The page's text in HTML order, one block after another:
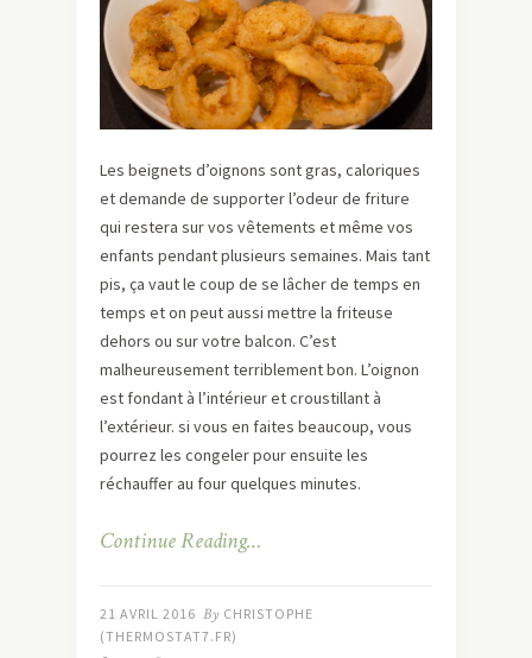
Les beignets d’oignons sont gras, caloriques
et demande de supporter l’odeur de friture
qui restera sur vos vêtements et même vos
enfants pendant plusieurs semaines. Mais tant
pis, ça vaut le coup de se lâcher de temps en
temps et on peut aussi mettre la friteuse
dehors ou sur votre balcon. C’est
malheureusement terriblement bon. L’oignon
est fondant à l’intérieur et croustillant à
l’extérieur. si vous en faites beaucoup, vous
pourrez les congeler pour ensuite les
réchauffer au four quelques minutes.
Continue Reading…
21 AVRIL 2016 By CHRISTOPHE
(THERMOSTAT7.FR)